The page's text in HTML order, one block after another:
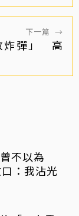
下一篇 →
炸彈」 高
不以為
：我沾光